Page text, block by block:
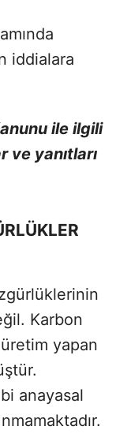
iddialara
ile ilgili
ve yanıtları
Karbon
yapan
anayasal